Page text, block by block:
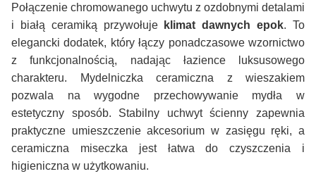
Połączenie chromowanego uchwytu z ozdobnymi detalami
i białą ceramiką przywołujeklimat dawnych epok. To
elegancki dodatek, który łączy ponadczasowe wzornictwo
z funkcjonalnością, nadając łazience luksusowego
charakteru. Mydelniczka ceramiczna z wieszakiem
pozwala na wygodne przechowywanie mydła w
estetyczny sposób. Stabilny uchwyt ścienny zapewnia
praktyczne umieszczenie akcesorium w zasięgu ręki, a
ceramiczna miseczka jest łatwa do czyszczenia i
higieniczna w użytkowaniu.